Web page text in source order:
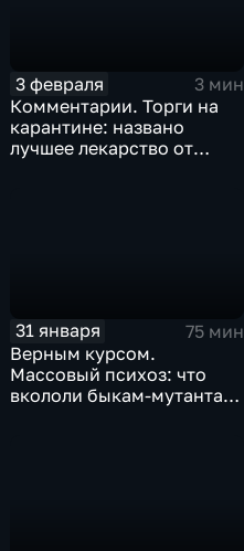
3 февраля
3 мин
Комментарии. Торги на
карантине: названо
лучшее лекарство от
31 января
75 мин
Верным курсом.
Массовый психоз: что
вкололи быкам-мутантам,